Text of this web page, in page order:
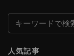
検索:
人気記事